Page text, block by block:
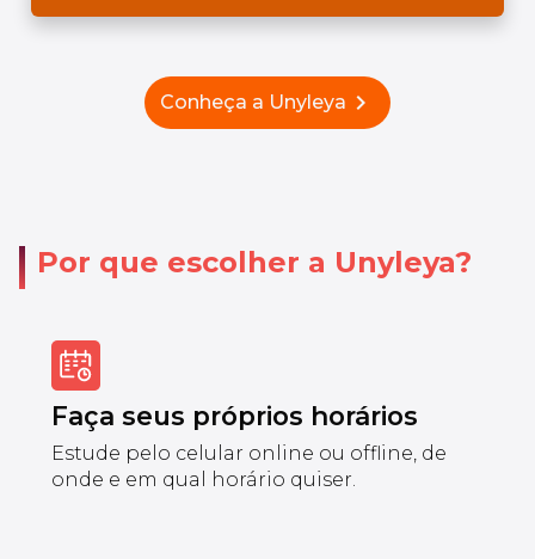
Conheça a Unyleya chevron_right
Por que escolher a Unyleya?
Faça seus próprios horários
Estude pelo celular online ou offline, de
onde e em qual horário quiser.